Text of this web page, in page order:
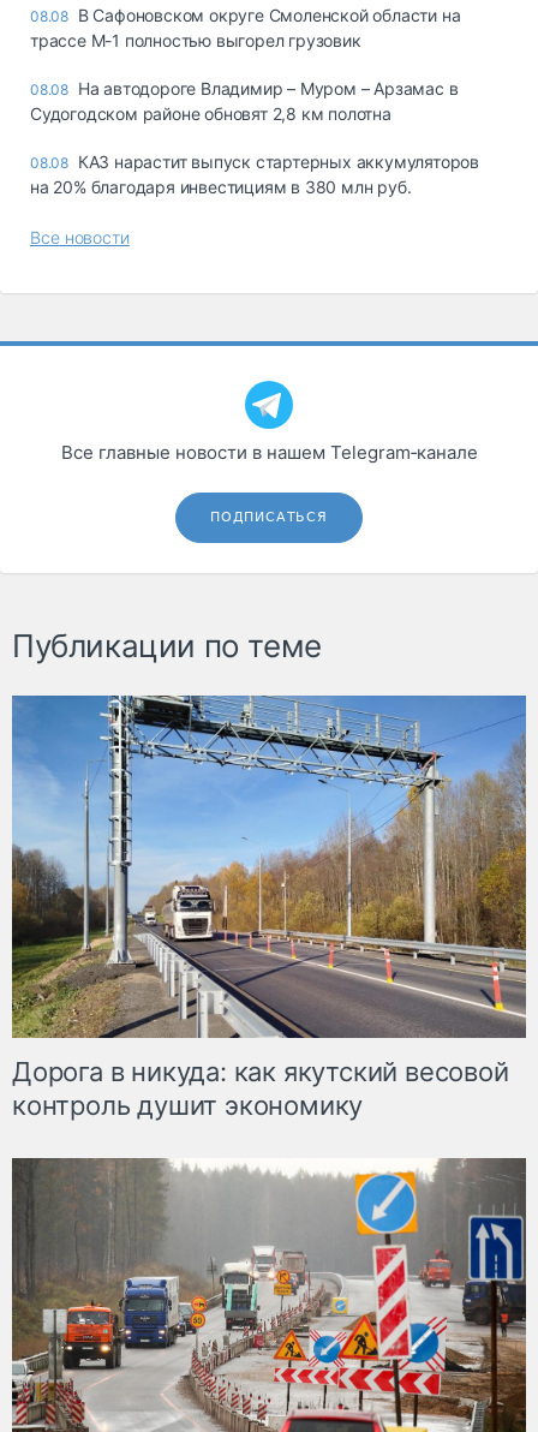
08.08 В Сафоновском округе Смоленской области на
трассе М-1 полностью выгорел грузовик
08.08 На автодороге Владимир – Муром – Арзамас в
Судогодском районе обновят 2,8 км полотна
08.08 КАЗ нарастит выпуск стартерных аккумуляторов
на 20% благодаря инвестициям в 380 млн руб.
Все новости
Все главные новости в нашем Telegram‑канале
ПОДПИСАТЬСЯ
Публикации по теме
Дорога в никуда: как якутский весовой
контроль душит экономику